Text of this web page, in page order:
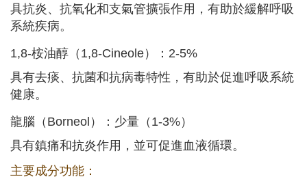
具抗炎、抗氧化和支氣管擴張作用，有助於緩解呼吸
系統疾病。
1,8-桉油醇（1,8-Cineole）：2-5%
具有去痰、抗菌和抗病毒特性，有助於促進呼吸系統
健康。
龍腦（Borneol）：少量（1-3%）
具有鎮痛和抗炎作用，並可促進血液循環。
主要成分功能：